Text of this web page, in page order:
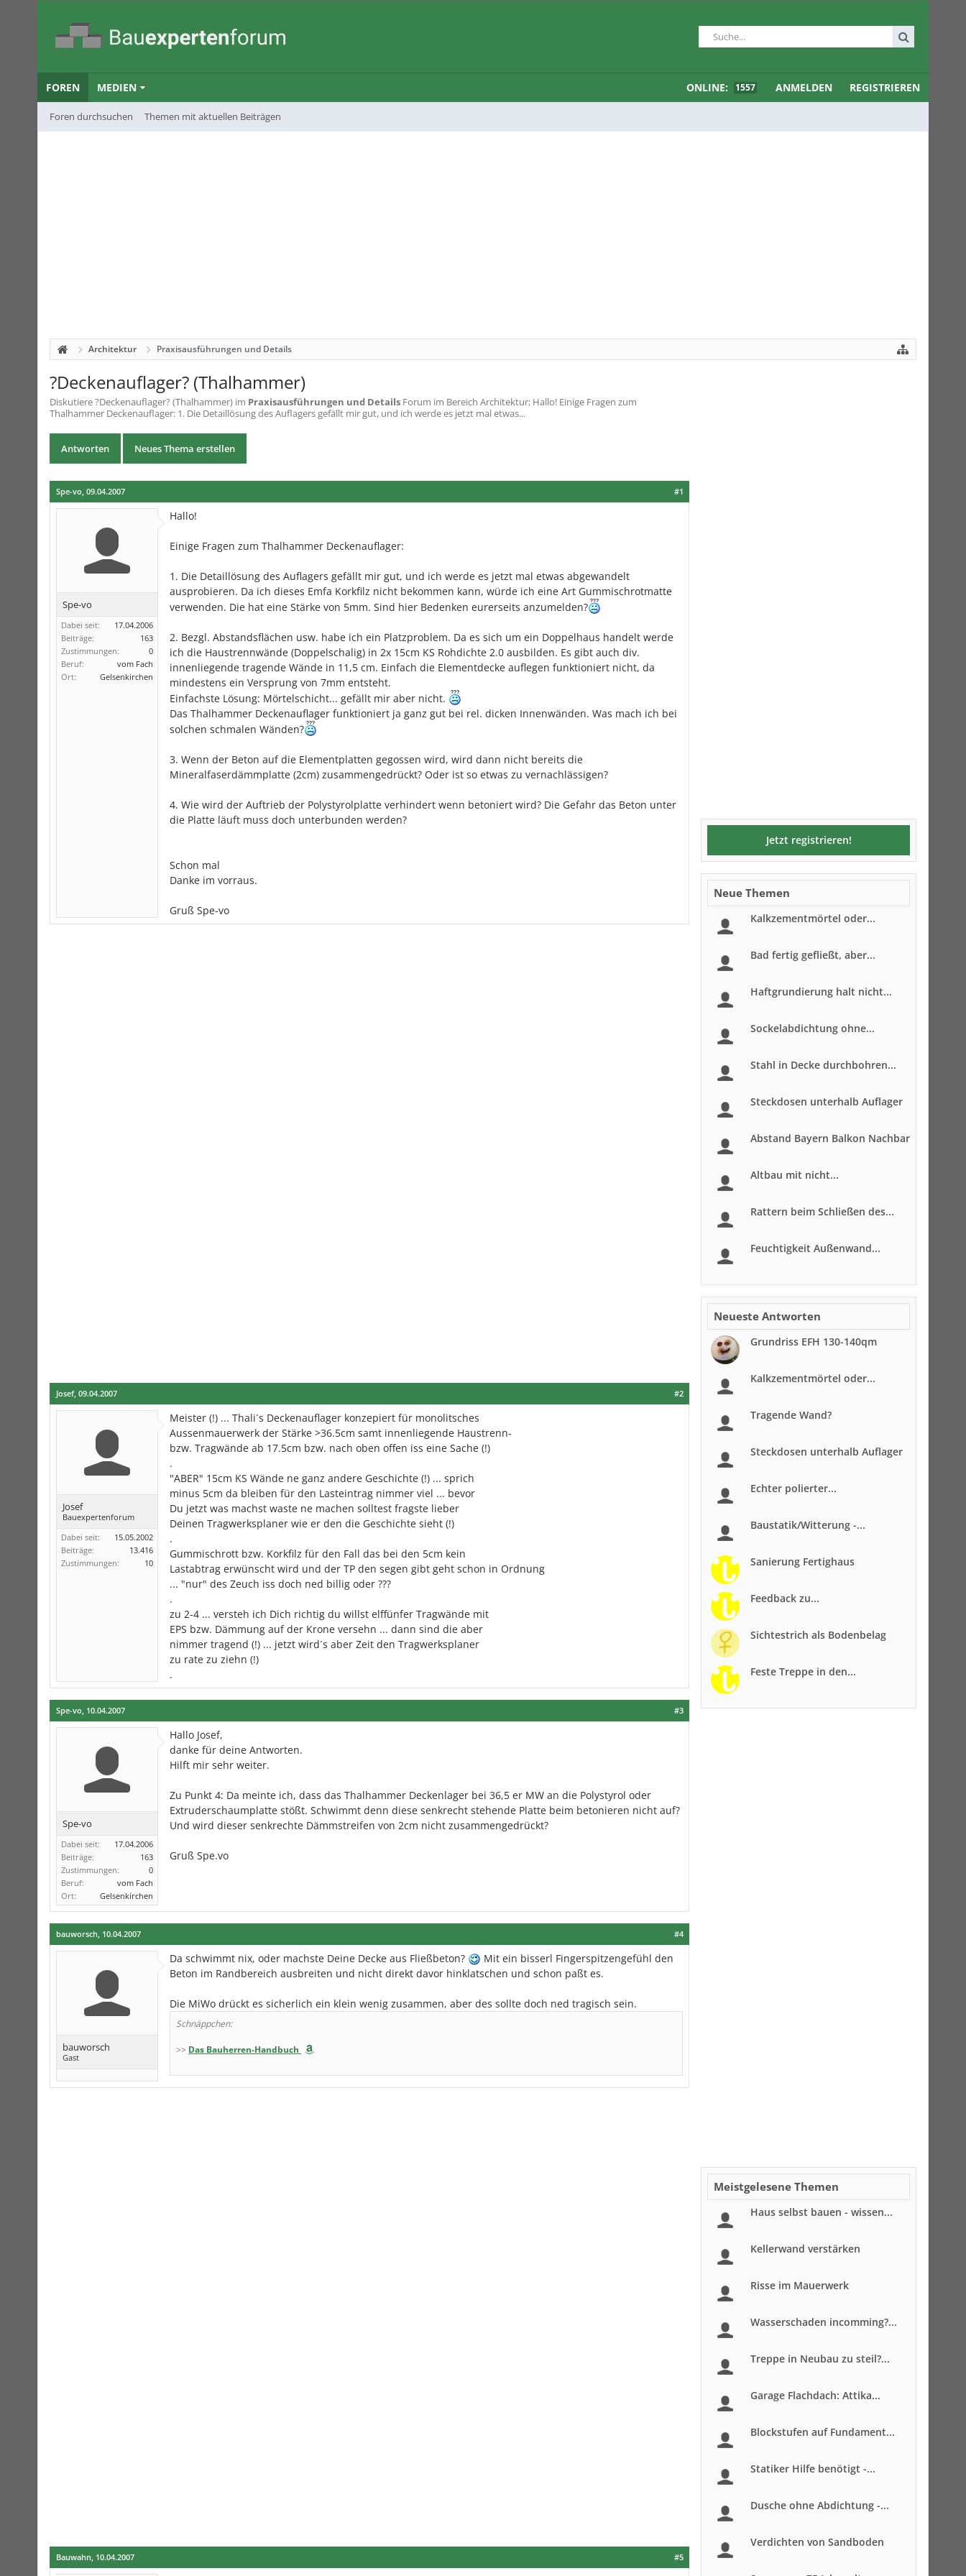
FOREN
Foren durchsuchen Themen mit aktuellen Beiträgen
MEDIEN ONLINE: 1557 ANMELDEN REGISTRIEREN
Architektur Praxisausführungen und Details
?Deckenauflager? (Thalhammer)
Diskutiere?Deckenauflager? (Thalhammer) im Praxisausführungen und Details Forum im Bereich Architektur; Hallo! Einige Fragen zum
Thalhammer Deckenauflager: 1. Die Detaillösung des Auflagers gefällt mir gut, und ich werde es jetzt mal etwas...
Antworten Neues Thema erstellen
#1
Spe-vo, 09.04.2007
Spe-vo
Dabei seit:
17.04.2006
Beiträge:
163
Zustimmungen:
0
Beruf:
vom Fach
Ort:
Gelsenkirchen
Hallo!
Einige Fragen zum Thalhammer Deckenauflager:
1. Die Detaillösung des Auflagers gefällt mir gut, und ich werde es jetzt mal etwas abgewandelt
ausprobieren. Da ich dieses Emfa Korkfilz nicht bekommen kann, würde ich eine Art Gummischrotmatte
verwenden. Die hat eine Stärke von 5mm. Sind hier Bedenken eurerseits anzumelden?
2. Bezgl. Abstandsflächen usw. habe ich ein Platzproblem. Da es sich um ein Doppelhaus handelt werde
ich die Haustrennwände (Doppelschalig) in 2x 15cm KS Rohdichte 2.0 ausbilden. Es gibt auch div.
innenliegende tragende Wände in 11,5 cm. Einfach die Elementdecke auflegen funktioniert nicht, da
mindestens ein Versprung von 7mm entsteht.
Einfachste Lösung: Mörtelschicht... gefällt mir aber nicht.
Das Thalhammer Deckenauflager funktioniert ja ganz gut bei rel. dicken Innenwänden. Was mach ich bei
solchen schmalen Wänden?
3. Wenn der Beton auf die Elementplatten gegossen wird, wird dann nicht bereits die
Mineralfaserdämmplatte (2cm) zusammengedrückt? Oder ist so etwas zu vernachlässigen?
4. Wie wird der Auftrieb der Polystyrolplatte verhindert wenn betoniert wird? Die Gefahr das Beton unter
die Platte läuft muss doch unterbunden werden?
Schon mal
Danke im vorraus.
Gruß Spe-vo
#2
Josef, 09.04.2007
Josef
Bauexpertenforum
Dabei seit:
15.05.2002
Beiträge:
13.416
Zustimmungen:
10
Meister (!) ... Thali´s Deckenauflager konzepiert für monolitsches
Aussenmauerwerk der Stärke >36.5cm samt innenliegende Haustrenn-
bzw. Tragwände ab 17.5cm bzw. nach oben offen iss eine Sache (!)
.
"ABER" 15cm KS Wände ne ganz andere Geschichte (!) ... sprich
minus 5cm da bleiben für den Lasteintrag nimmer viel ... bevor
Du jetzt was machst waste ne machen solltest fragste lieber
Deinen Tragwerksplaner wie er den die Geschichte sieht (!)
.
Gummischrott bzw. Korkfilz für den Fall das bei den 5cm kein
Lastabtrag erwünscht wird und der TP den segen gibt geht schon in Ordnung
... "nur" des Zeuch iss doch ned billig oder ???
.
zu 2-4 ... versteh ich Dich richtig du willst elffünfer Tragwände mit
EPS bzw. Dämmung auf der Krone versehn ... dann sind die aber
nimmer tragend (!) ... jetzt wird´s aber Zeit den Tragwerksplaner
zu rate zu ziehn (!)
.
#3
Spe-vo, 10.04.2007
Spe-vo
Dabei seit:
17.04.2006
Beiträge:
163
Zustimmungen:
0
Beruf:
vom Fach
Ort:
Gelsenkirchen
Hallo Josef,
danke für deine Antworten.
Hilft mir sehr weiter.
Zu Punkt 4: Da meinte ich, dass das Thalhammer Deckenlager bei 36,5 er MW an die Polystyrol oder
Extruderschaumplatte stößt. Schwimmt denn diese senkrecht stehende Platte beim betonieren nicht auf?
Und wird dieser senkrechte Dämmstreifen von 2cm nicht zusammengedrückt?
Gruß Spe.vo
#4
bauworsch, 10.04.2007
bauworsch
Gast
Da schwimmt nix, oder machste Deine Decke aus Fließbeton?
Mit ein bisserl Fingerspitzengefühl den
Beton im Randbereich ausbreiten und nicht direkt davor hinklatschen und schon paßt es.
Die MiWo drückt es sicherlich ein klein wenig zusammen, aber des sollte doch ned tragisch sein.
Schnäppchen:
>> Das Bauherren-Handbuch
#5
Bauwahn, 10.04.2007
Jetzt registrieren!
Neue Themen
Kalkzementmörtel oder...
Bad fertig gefließt, aber...
Haftgrundierung halt nicht...
Sockelabdichtung ohne...
Stahl in Decke durchbohren...
Steckdosen unterhalb Auflager
Abstand Bayern Balkon Nachbar
Altbau mit nicht...
Rattern beim Schließen des...
Feuchtigkeit Außenwand...
Neueste Antworten
Grundriss EFH 130-140qm
Kalkzementmörtel oder...
Tragende Wand?
Steckdosen unterhalb Auflager
Echter polierter...
Baustatik/Witterung -...
Sanierung Fertighaus
Feedback zu...
Sichtestrich als Bodenbelag
Feste Treppe in den...
Meistgelesene Themen
Haus selbst bauen - wissen...
Kellerwand verstärken
Risse im Mauerwerk
Wasserschaden incomming?...
Treppe in Neubau zu steil?...
Garage Flachdach: Attika...
Blockstufen auf Fundament...
Statiker Hilfe benötigt -...
Dusche ohne Abdichtung -...
Verdichten von Sandboden